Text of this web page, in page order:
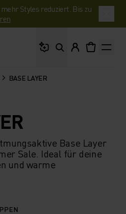
Styles reduziert. Bis zu
BASE LAYER
Base Layer
Sale. Ideal für deine
und warme